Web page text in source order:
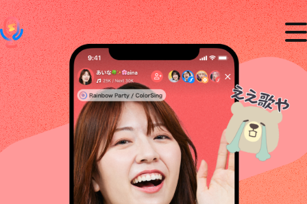
あなたの歌がもっと輝く「歌特化ライブ配信アプリ」